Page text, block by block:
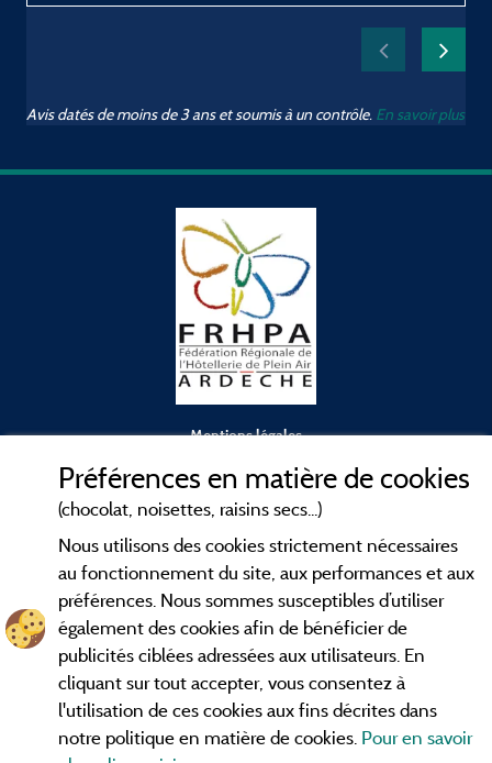
Avis datés de moins de 3 ans et soumis à un contrôle. En savoir plus
Mentions légales
Conditions générales d'utilisation
CGV
Les meilleurscampings en Ardèche . Consultez les fiches de
nos adhérents et découvrez nos meilleures offres dans les
Gorges de l'Ardèche, le célèbrePont d'Arc, la grotte de l'Aven
d'Orgnac, Le mont Gerbier de Jonc ou le mont Mézenc...
Préférences en matière de cookies
(chocolat, noisettes, raisins secs...)
Nous utilisons des cookies strictement nécessaires
au fonctionnement du site, aux performances et aux
préférences. Nous sommes susceptibles d’utiliser
également des cookies afin de bénéficier de
publicités ciblées adressées aux utilisateurs. En
cliquant sur tout accepter, vous consentez à
l'utilisation de ces cookies aux fins décrites dans
notre politique en matière de cookies. Pour en savoir